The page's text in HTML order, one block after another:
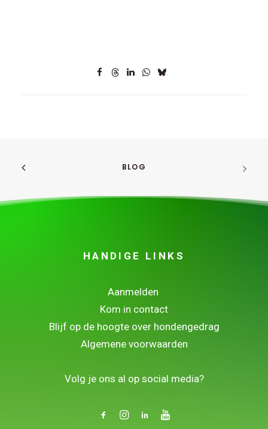
BLOG
HANDIGE LINKS
Aanmelden
Kom in contact
Blijf op de hoogte over hondengedrag
Algemene voorwaarden
Volg je ons al op social media?